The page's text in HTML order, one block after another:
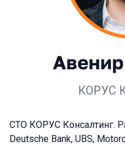
КОРУС
CTO КОРУС Консалтинг.
Deutsche Bank, UBS,